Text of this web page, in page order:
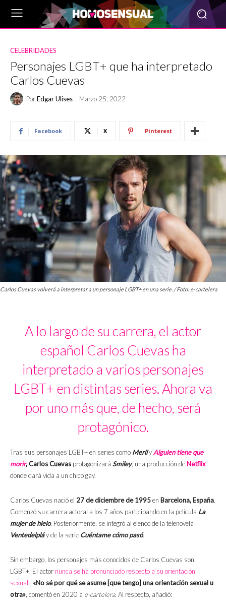
CELEBRIDADES
Personajes LGBT+ que ha interpretado
Carlos Cuevas
PorEdgar Ulises Marzo 25, 2022
Facebook X Pinterest
Carlos Cuevas volverá a interpretar a un personaje LGBT+ en una serie. / Foto: e-cartelera
A lo largo de su carrera, el actor
español Carlos Cuevas ha
interpretado a varios personajes
LGBT+ en distintas series. Ahora va
por uno más que, de hecho, será
protagónico.
Tras sus personajes LGBT+ en series como MerlíyAlguien tiene que
morir, Carlos Cuevas protagonizará Smiley, una producción de Netflix
donde dará vida a un chico gay.
Carlos Cuevas nació el 27 de diciembre de 1995en Barcelona, España.
Comenzó su carrera actoral a los 7 años participando en la película La
mujer de hielo. Posteriormente, se integró al elenco de la telenovela
Ventedelpláy de la serie Cuéntame cómo pasó.
Sin embargo, los personajes más conocidos de Carlos Cuevas son
LGBT+. El actor nunca se ha pronunciado respecto a su orientación
sexual. «No sé por qué se asume [que tengo] una orientación sexual u
otra», comentó en 2020 a e-cartelera. Al respecto, añadió: